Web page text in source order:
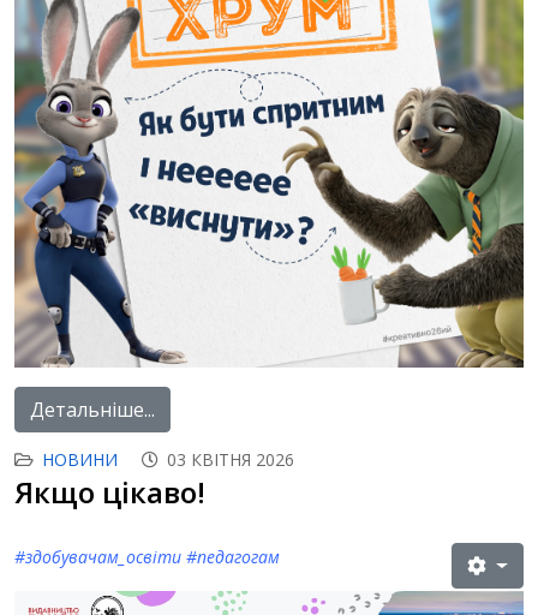
Детальніше...
НОВИНИ 03 КВІТНЯ 2026
Якщо цікаво!
#здобувачам_освіти #педагогам